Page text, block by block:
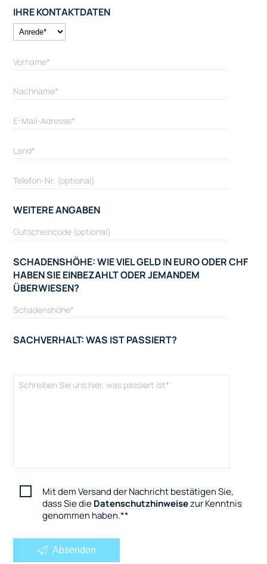
IHRE KONTAKTDATEN
WEITERE ANGABEN
SCHADENSHÖHE: WIE VIEL GELD IN EURO ODER CHF
HABEN SIE EINBEZAHLT ODER JEMANDEM
ÜBERWIESEN?
SACHVERHALT: WAS IST PASSIERT?
Mit dem Versand der Nachricht bestätigen Sie,
dass Sie die Datenschutzhinweisezur Kenntnis
genommen haben.*
Absenden